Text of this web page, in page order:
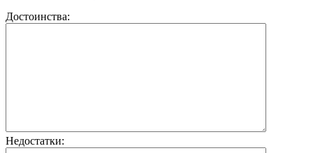
Достоинства:
Недостатки: